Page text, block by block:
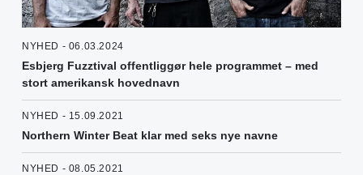
NYHED - 06.03.2024
Esbjerg Fuzztival offentliggør hele programmet – med
stort amerikansk hovednavn
NYHED - 15.09.2021
Northern Winter Beat klar med seks nye navne
NYHED - 08.05.2021